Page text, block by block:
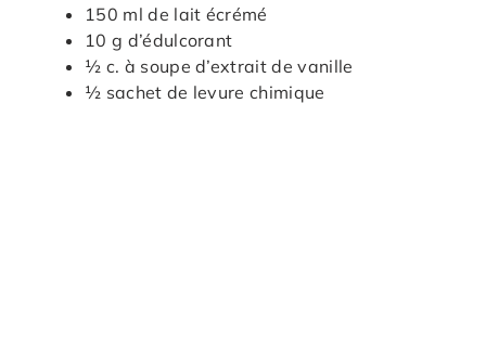
150 ml de lait écrémé
10 g d’édulcorant
½ c. à soupe d’extrait de vanille
½ sachet de levure chimique